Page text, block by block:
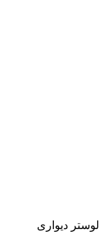
لوستر دیواری